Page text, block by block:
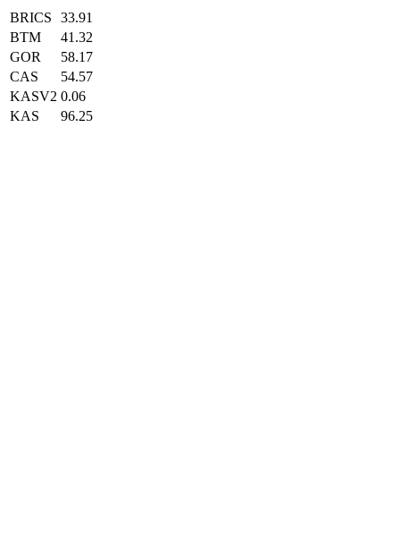
BRICS
33.91
BTM
41.32
GOR
58.17
CAS
54.57
KASV2 0.06
KAS
96.25